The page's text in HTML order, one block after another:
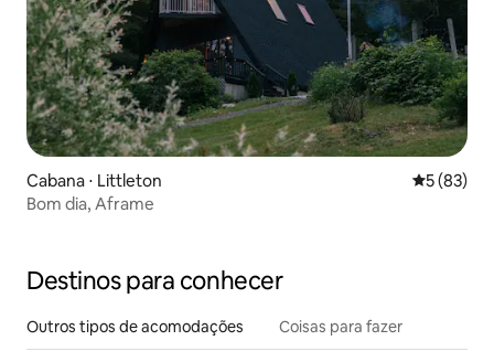
Cabana ⋅ Littleton 5 de uma
5 (83)
Bom dia, Aframe
Destinos para conhecer
Outros tipos de acomodações Coisas para fazer